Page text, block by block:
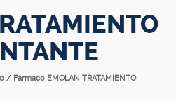
/ Fármaco EMOLAN TRATAMIENTO